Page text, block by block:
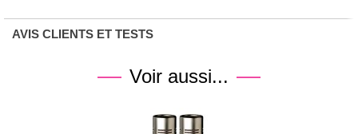
AVIS CLIENTS ET TESTS
Voir aussi...